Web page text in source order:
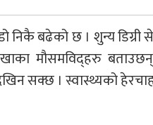
निकै बढेको छ । शुन्य
मौसमविद्हरु
सक्छ । स्वास्थ्यको